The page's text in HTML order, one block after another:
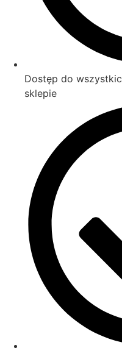
Dostęp do
sklepie